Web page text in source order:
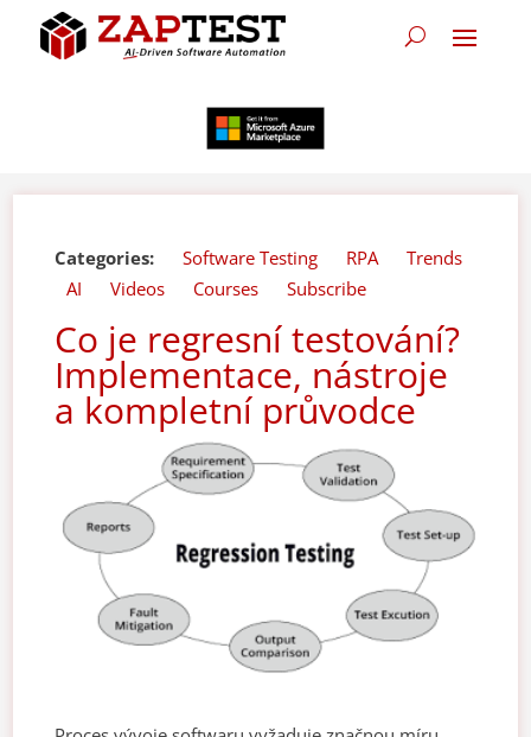
Categories: Software Testing RPA
Trends
AI
Videos Courses Subscribe
Co je regresní testování?
Implementace, nástroje
a kompletní průvodce